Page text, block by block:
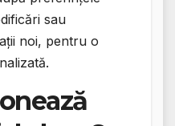
sau
noi, pentru o